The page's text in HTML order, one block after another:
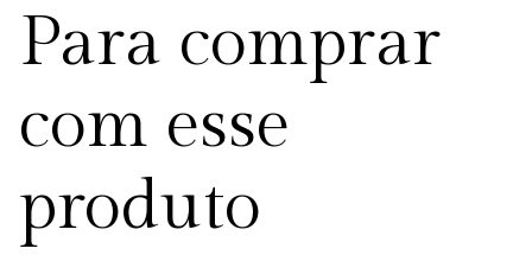
Para comprar
com esse
produto